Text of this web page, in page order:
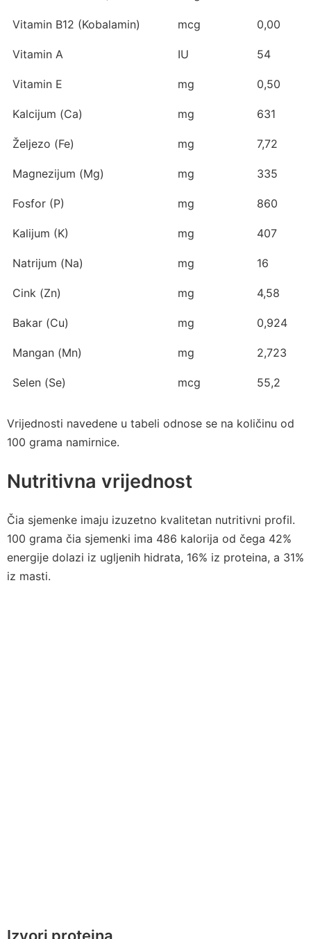
Vitamin B12 (Kobalamin) mcg 0,00
Vitamin A IU 54
Vitamin E mg 0,50
Kalcijum (Ca) mg 631
Željezo (Fe) mg 7,72
Magnezijum (Mg) mg 335
Fosfor (P) mg 860
Kalijum (K) mg 407
Natrijum (Na) mg 16
Cink (Zn) mg 4,58
Bakar (Cu) mg 0,924
Mangan (Mn) mg 2,723
Selen (Se) mcg 55,2
Vrijednosti navedene u tabeli odnose se na količinu od
100 grama namirnice.
Nutritivna vrijednost
Čia sjemenke imaju izuzetno kvalitetan nutritivni profil.
100 grama čia sjemenki ima 486 kalorija od čega 42%
energije dolazi iz ugljenih hidrata, 16% iz proteina, a 31%
iz masti.